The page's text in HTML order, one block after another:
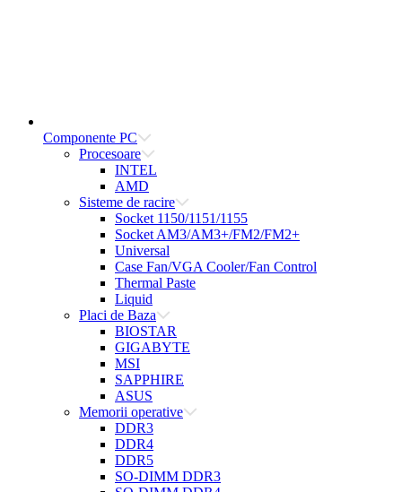
Componente PC
Procesoare
INTEL
AMD
Sisteme de racire
Socket 1150/1151/1155
Socket AM3/AM3+/FM2/FM2+
Universal
Case Fan/VGA Cooler/Fan Control
Thermal Paste
Liquid
Placi de Baza
BIOSTAR
GIGABYTE
MSI
SAPPHIRE
ASUS
Memorii operative
DDR3
DDR4
DDR5
SO-DIMM DDR3